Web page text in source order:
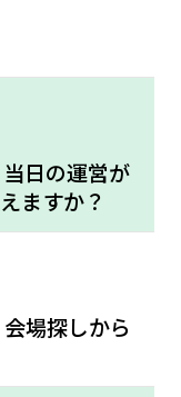
日の運営が
ますか？
場探しから